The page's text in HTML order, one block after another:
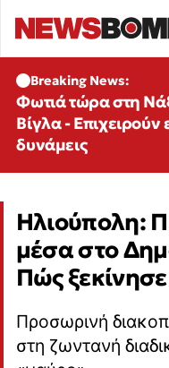
Breaking News:
Φωτιά τώρα στη
Βίγλα - Επιχειρούν
δυνάμεις
Ηλιούπολη:
μέσα στο
Πώς
Προσωρινή
στη ζωντανή